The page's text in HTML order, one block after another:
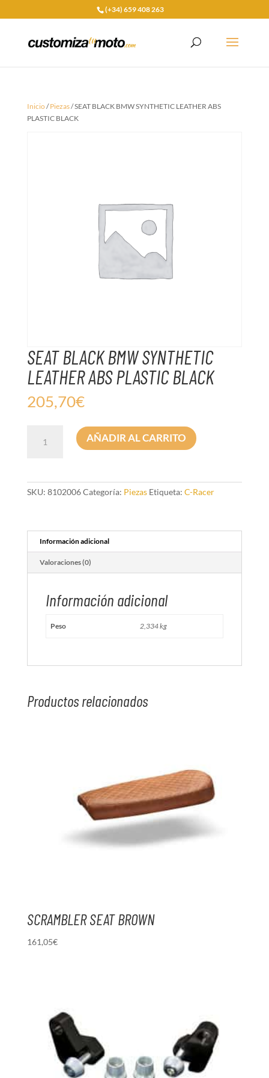
(+34) 659 408 263
Inicio/Piezas/ SEAT BLACK BMW SYNTHETIC LEATHER ABS
PLASTIC BLACK
SEAT BLACK BMW SYNTHETIC
LEATHER ABS PLASTIC BLACK
205,70€
BLACK
ABS
AÑADIR AL CARRITO
SKU: 8102006Categoría: Piezas Etiqueta: C-Racer
Información adicional
Valoraciones (0)
Información adicional
Peso 2,334 kg
Productos relacionados
SCRAMBLER SEAT BROWN
161,05€